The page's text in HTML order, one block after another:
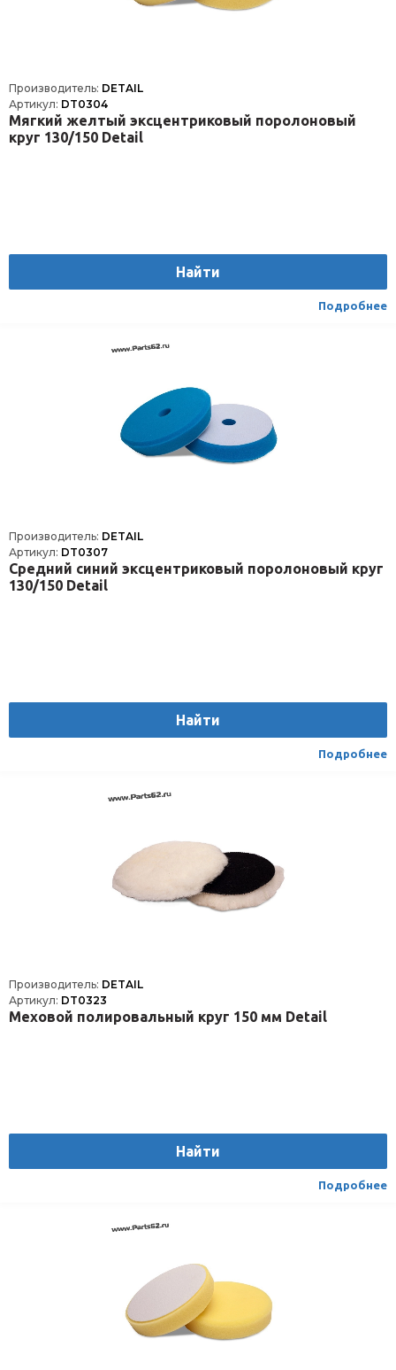
Производитель: DETAIL
Артикул: DT0304
Мягкий желтый эксцентриковый поролоновый
круг 130/150 Detail
Найти
Подробнее
Производитель: DETAIL
Артикул: DT0307
Средний синий эксцентриковый поролоновый круг
130/150 Detail
Найти
Подробнее
Производитель: DETAIL
Артикул: DT0323
Меховой полировальный круг 150 мм Detail
Найти
Подробнее